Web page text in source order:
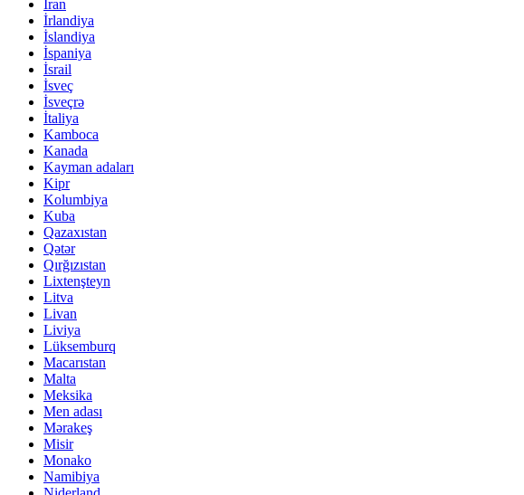
İran
İrlandiya
İslandiya
İspaniya
İsrail
İsveç
İsveçrə
İtaliya
Kamboca
Kanada
Kayman adaları
Kipr
Kolumbiya
Kuba
Qazaxıstan
Qətər
Qırğızıstan
Lixtenşteyn
Litva
Livan
Liviya
Lüksemburq
Macarıstan
Malta
Meksika
Men adası
Mərakeş
Misir
Monako
Namibiya